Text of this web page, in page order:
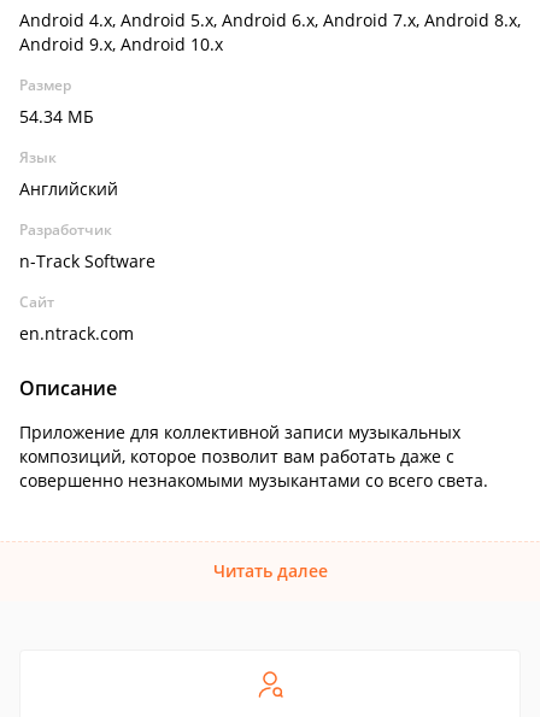
Android 4.x, Android 5.x, Android 6.x, Android 7.x, Android 8.x,
Android 9.x, Android 10.x
Размер
54.34 МБ
Язык
Английский
Разработчик
n-Track Software
Сайт
en.ntrack.com
Описание
Приложение для коллективной записи музыкальных
композиций, которое позволит вам работать даже с
совершенно незнакомыми музыкантами со всего света.
Читать далее